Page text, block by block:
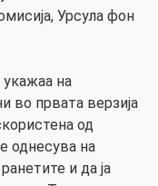
Урсула фон
укажаа на
во првата верзија
од
однесува на
и да ја